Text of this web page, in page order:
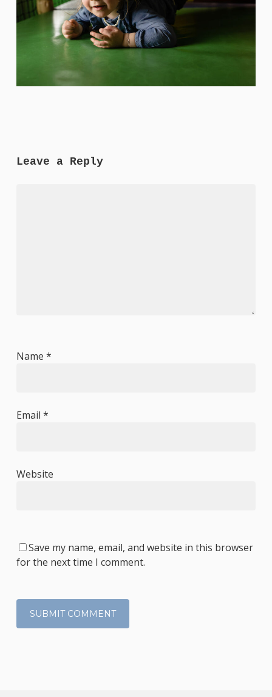
Leave a Reply
Name *
Email *
Website
Save my name, email, and website in this browser
for the next time I comment.